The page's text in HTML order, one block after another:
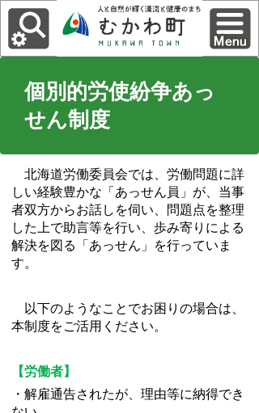
個別的労使紛争あっ
せん制度
北海道労働委員会では、労働問題に詳
しい経験豊かな「あっせん員」が、当事
者双方からお話しを伺い、問題点を整理
した上で助言等を行い、歩み寄りによる
解決を図る「あっせん」を行っていま
す。
以下のようなことでお困りの場合は、
本制度をご活用ください。
【労働者】
・解雇通告されたが、理由等に納得でき